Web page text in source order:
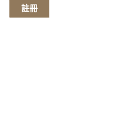
註冊